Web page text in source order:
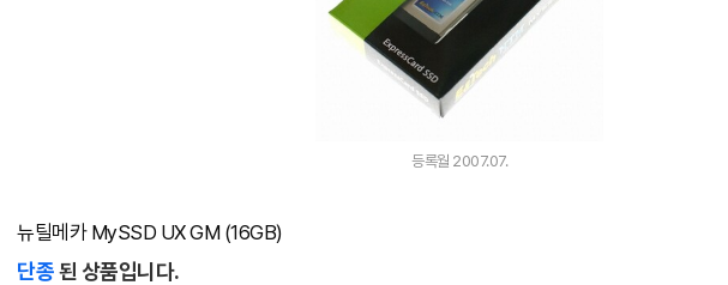
등록월 2007.07.
뉴틸메카 MySSD UX GM (16GB)
단종된 상품입니다.